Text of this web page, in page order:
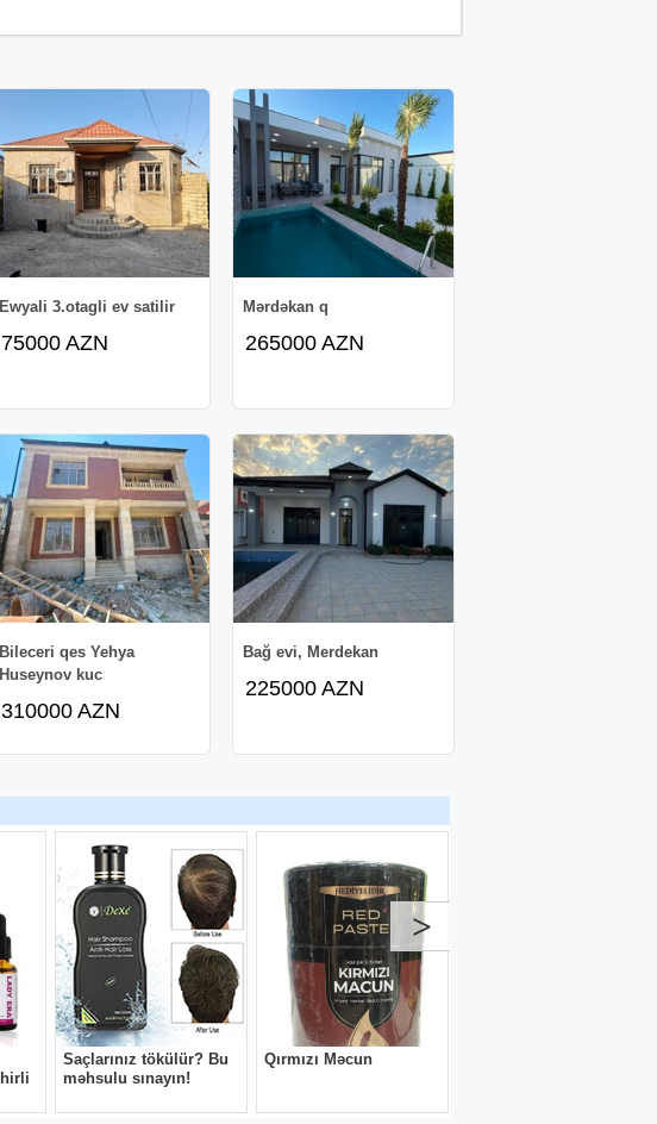
Ewyali 3.otagli ev satilir
75000 AZN
Mərdəkan q
265000 AZN
Bileceri qes Yehya
Huseynov kuc
310000 AZN
Bağ evi, Merdekan
225000 AZN